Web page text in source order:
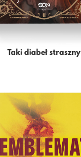
Taki diabeł straszny